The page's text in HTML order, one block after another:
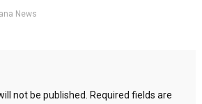
News
not be published. Required fields are